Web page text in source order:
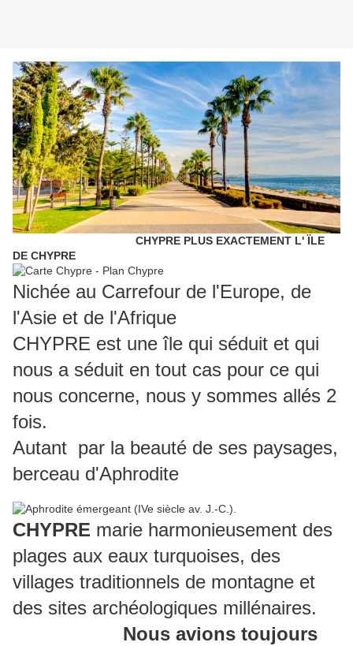
CHYPRE PLUS EXACTEMENT L' ÏLE
DE CHYPRE
Nichée au Carrefour de l'Europe, de
l'Asie et de l'Afrique
CHYPRE est une île qui séduit et qui
nous a séduit en tout cas pour ce qui
nous concerne, nous y sommes allés 2
fois.
Autant par la beauté de ses paysages,
berceau d'Aphrodite
CHYPRE marie harmonieusement des
plages aux eaux turquoises, des
villages traditionnels de montagne et
des sites archéologiques millénaires.
Nous avions toujours